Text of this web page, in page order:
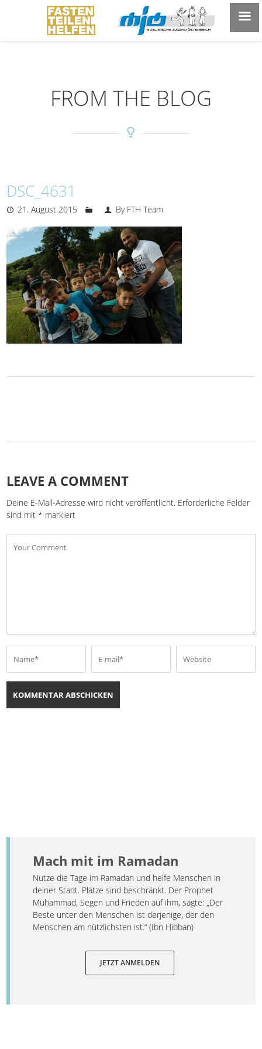
FROM THE BLOG
DSC_4631
21. August 2015 By FTH Team
LEAVE A COMMENT
Deine E-Mail-Adresse wird nicht veröffentlicht. Erforderliche Felder
sind mit* markiert
Mach mit im Ramadan
Nutze die Tage im Ramadan und helfe Menschen in
deiner Stadt. Plätze sind beschränkt. Der Prophet
Muhammad, Segen und Frieden auf ihm, sagte: „Der
Beste unter den Menschen ist derjenige, der den
Menschen am nützlichsten ist.“ (Ibn Hibban)
JETZT ANMELDEN